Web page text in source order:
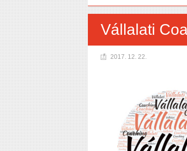
Vállalati
2017. 12. 22.